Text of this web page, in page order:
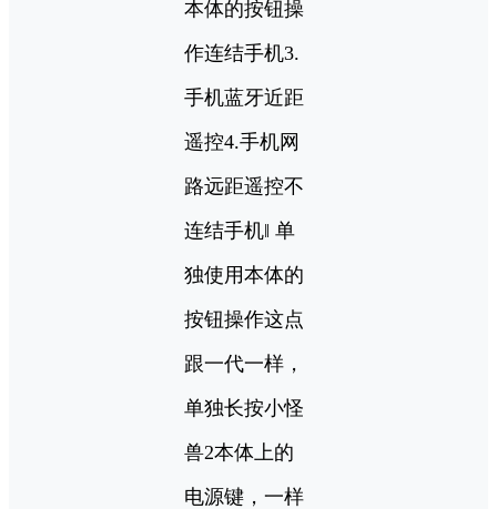
本体的按钮操
作连结手机3.
手机蓝牙近距
遥控4.手机网
路远距遥控不
连结手机‖ 单
独使用本体的
按钮操作这点
跟一代一样，
单独长按小怪
兽2本体上的
电源键，一样